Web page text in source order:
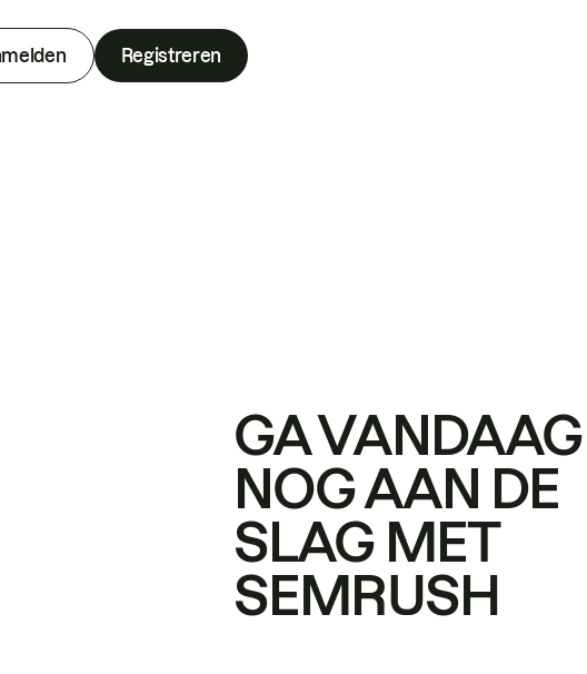
Registreren
GA VANDAAG
NOG AAN DE
SLAG MET
SEMRUSH